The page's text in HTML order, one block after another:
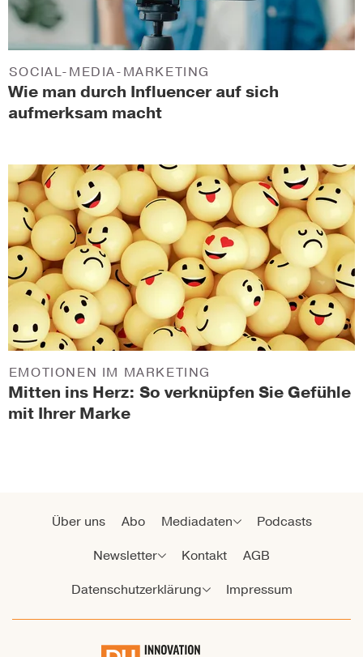
Wie man durch Influencer auf sich
aufmerksam macht
SOCIAL-MEDIA-MARKETING
Mitten ins Herz: So verknüpfen Sie Gefühle
mit Ihrer Marke
EMOTIONEN IM MARKETING
Über uns Abo Mediadaten
Podcasts
Newsletter
Kontakt
AGB
Datenschutzerklärung
Impressum